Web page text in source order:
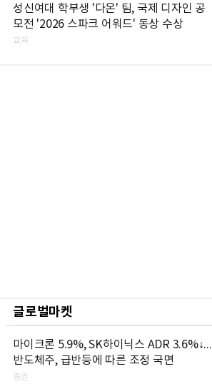
성신여대 학부생 '다온' 팀, 국제 디자인 공
모전 '2026 스파크 어워드' 동상 수상
교육
글로벌마켓
마이크론 5.9%, SK하이닉스 ADR 3.6%↓...
반도체주, 급반등에 따른 조정 국면
증권